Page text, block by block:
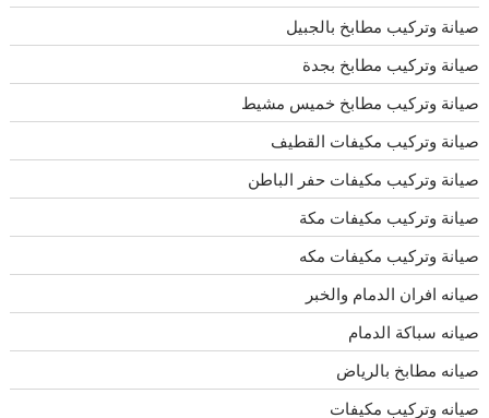
صيانة وتركيب مطابخ بالجبيل
صيانة وتركيب مطابخ بجدة
صيانة وتركيب مطابخ خميس مشيط
صيانة وتركيب مكيفات القطيف
صيانة وتركيب مكيفات حفر الباطن
صيانة وتركيب مكيفات مكة
صيانة وتركيب مكيفات مكه
صيانه افران الدمام والخبر
صيانه سباكة الدمام
صيانه مطابخ بالرياض
صيانه وتركيب مكيفات